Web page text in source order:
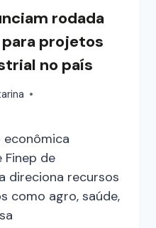
rodada
para projetos
no país
econômica
Finep de
direciona recursos
como agro, saúde,